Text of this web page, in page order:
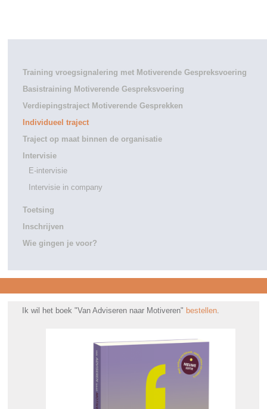
Training vroegsignalering met Motiverende Gespreksvoering
Basistraining Motiverende Gespreksvoering
Verdiepingstraject Motiverende Gesprekken
Individueel traject
Traject op maat binnen de organisatie
Intervisie
E-intervisie
Intervisie in company
Toetsing
Inschrijven
Wie gingen je voor?
Ik wil het boek "Van Adviseren naar Motiveren" bestellen